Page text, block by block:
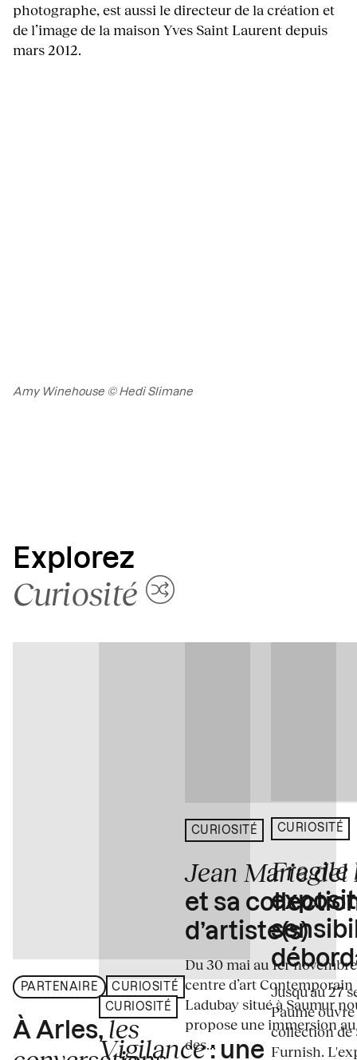
photographe, est aussi le directeur de la création et
de l’image de la maison Yves Saint Laurent depuis
mars 2012.
Amy Winehouse © Hedi Slimane
Explorez
Curiosité
PARTENAIRE CURIOSITÉ
À Arles, les
CURIOSITÉ
Vigilance: une
CURIOSITÉ
Jean Marie del
et sa
d’artiste(s)
Du 30 mai au 1er
centre d’art Contemporain
Ladubay situé à Saumur
propose une immersion
des...
CURIOSITÉ
Fragile
Jusqu'au 27
Paume
collection de
Furnish.